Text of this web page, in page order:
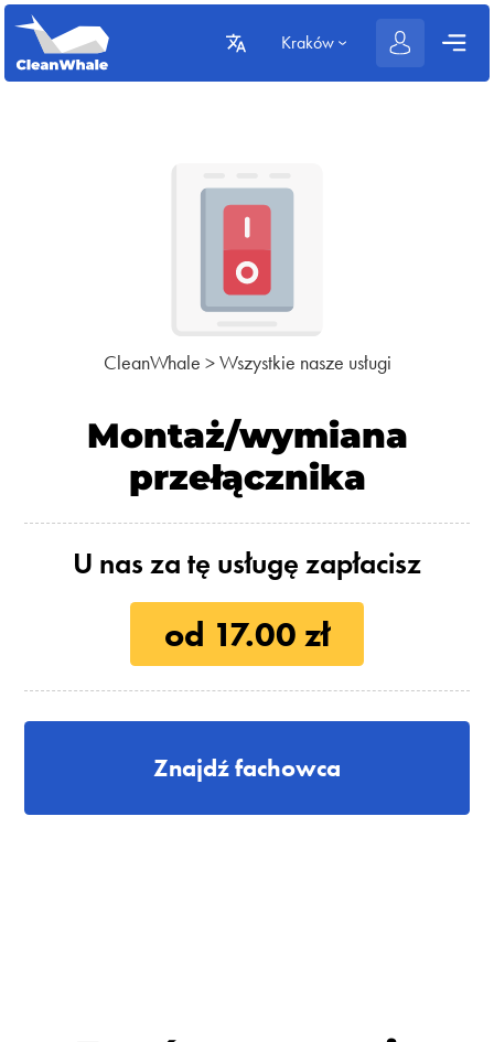
Kraków
CleanWhale >Wszystkie nasze usługi
Montaż/wymiana
przełącznika
U nas za tę usługę zapłacisz
od 17.00 zł
Znajdź fachowca